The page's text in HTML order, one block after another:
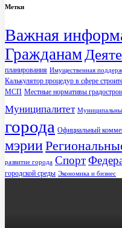
Метки
Важная
Гражданам
планирования Имущественная
Калькулятор процедур в сфере
МСП Местные нормативы
Муниципалитет
города Официальный
мэрии
развитие города Спорт
городской среды Экономика и бизнес